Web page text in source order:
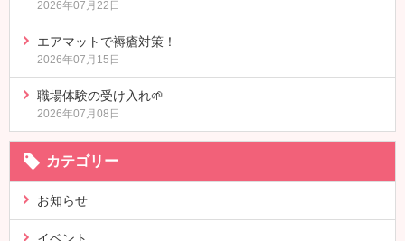
2026年07月22日
エアマットで褥瘡対策！
2026年07月15日
職場体験の受け入れ🌱
2026年07月08日
カテゴリー
お知らせ